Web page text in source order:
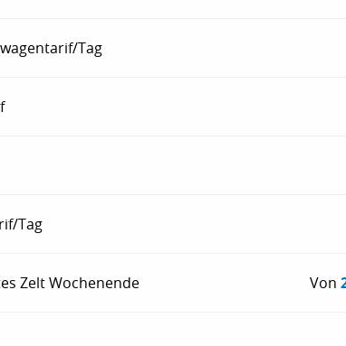
Tag
Tag
Zelt Wochenende Von